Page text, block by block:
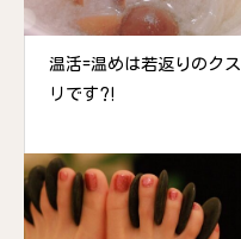
温活=温めは若返りのクス
リです⁈